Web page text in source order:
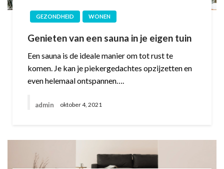
GEZONDHEID WONEN
Genieten van een sauna in je eigen tuin
Een sauna is de ideale manier om tot rust te
komen. Je kan je piekergedachtes opzijzetten en
even helemaal ontspannen….
admin oktober 4, 2021